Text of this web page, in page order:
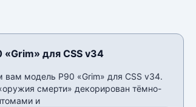
для CSS v34
вам модель P90 «Grim» для CSS v34.
смерти» декорирован тёмно-
и